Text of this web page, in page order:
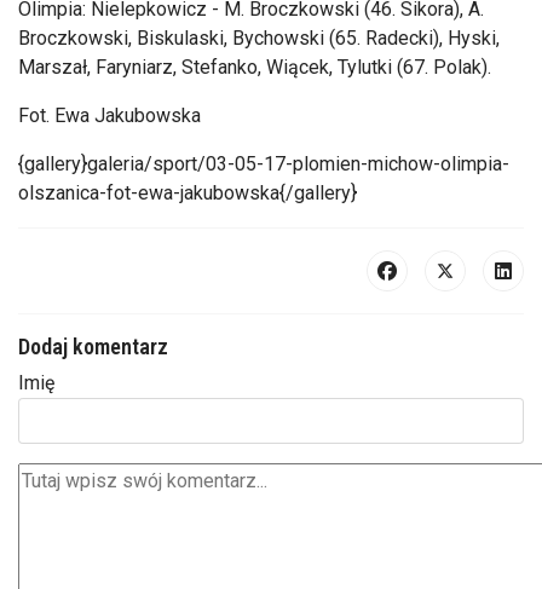
Olimpia: Nielepkowicz - M. Broczkowski (46. Sikora), A.
Broczkowski, Biskulaski, Bychowski (65. Radecki), Hyski,
Marszał, Faryniarz, Stefanko, Wiącek, Tylutki (67. Polak).
Fot. Ewa Jakubowska
{gallery}galeria/sport/03-05-17-plomien-michow-olimpia-
olszanica-fot-ewa-jakubowska{/gallery}
Dodaj komentarz
Imię